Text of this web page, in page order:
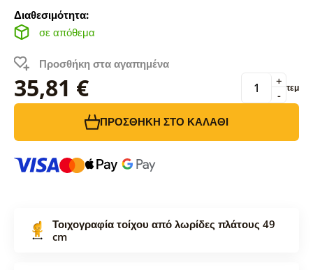
Διαθεσιμότητα:
σε απόθεμα
Προσθήκη στα αγαπημένα
35,81 € -
+ τεμ
ΠΡΟΣΘΉΚΗ ΣΤΟ ΚΑΛΆΘΙ
Τοιχογραφία τοίχου από λωρίδες πλάτους 49
cm